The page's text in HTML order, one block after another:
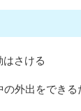
さける
外出をできる